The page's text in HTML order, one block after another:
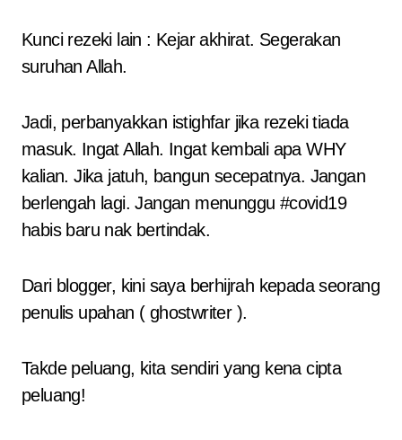
Kunci rezeki lain : Kejar akhirat. Segerakan
suruhan Allah.
Jadi, perbanyakkan istighfar jika rezeki tiada
masuk. Ingat Allah. Ingat kembali apa WHY
kalian. Jika jatuh, bangun secepatnya. Jangan
berlengah lagi. Jangan menunggu #covid19
habis baru nak bertindak.
Dari blogger, kini saya berhijrah kepada seorang
penulis upahan ( ghostwriter ).
Takde peluang, kita sendiri yang kena cipta
peluang!